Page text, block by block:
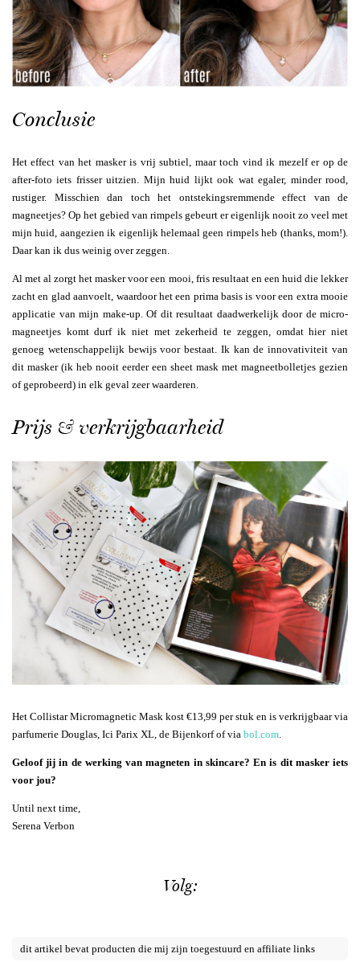
Conclusie
Het effect van het masker is vrij subtiel, maar toch vind ik mezelf er op de
after-foto iets frisser uitzien. Mijn huid lijkt ook wat egaler, minder rood,
rustiger. Misschien dan toch het ontstekingsremmende effect van de
magneetjes? Op het gebied van rimpels gebeurt er eigenlijk nooit zo veel met
mijn huid, aangezien ik eigenlijk helemaal geen rimpels heb (thanks, mom!).
Daar kan ik dus weinig over zeggen.
Al met al zorgt het masker voor een mooi, fris resultaat en een huid die lekker
zacht en glad aanvoelt, waardoor het een prima basis is voor een extra mooie
applicatie van mijn make-up. Of dit resultaat daadwerkelijk door de micro-
magneetjes komt durf ik niet met zekerheid te zeggen, omdat hier niet
genoeg wetenschappelijk bewijs voor bestaat. Ik kan de innovativiteit van
dit masker (ik heb nooit eerder een sheet mask met magneetbolletjes gezien
of geprobeerd) in elk geval zeer waarderen.
Prijs & verkrijgbaarheid
Het Collistar Micromagnetic Mask kost €13,99 per stuk en is verkrijgbaar via
parfumerie Douglas, Ici Parix XL, de Bijenkorf of via bol.com
Geloof jij in de werking van magneten in skincare? En is dit masker iets
voor jou?
Until next time,
Serena Verbon
Volg:
dit artikel bevat producten die mij zijn toegestuurd en affiliate links